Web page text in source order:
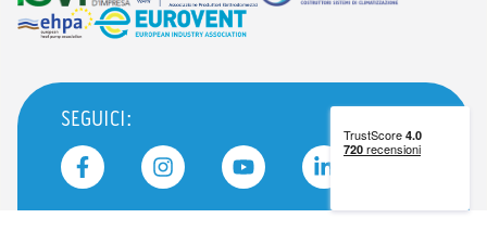
SEGUICI: